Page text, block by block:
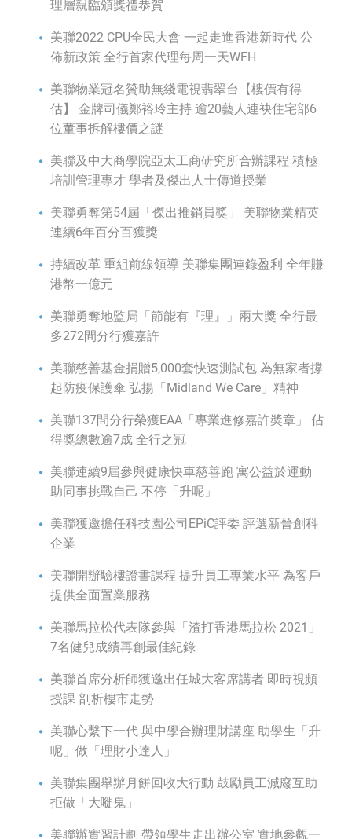
理層親臨頒獎禮恭賀
美聯2022 CPU全民大會 一起走進香港新時代 公
佈新政策 全行首家代理每周一天WFH
美聯物業冠名贊助無綫電視翡翠台【樓價有得
估】 金牌司儀鄭裕玲主持 逾20藝人連袂住宅部6
位董事拆解樓價之謎
美聯及中大商學院亞太工商研究所合辦課程 積極
培訓管理專才 學者及傑出人士傳道授業
美聯勇奪第54屆「傑出推銷員獎」 美聯物業精英
連續6年百分百獲獎
持續改革 重組前線領導 美聯集團連錄盈利 全年賺
港幣一億元
美聯勇奪地監局「節能有『理』」兩大獎 全行最
多272間分行獲嘉許
美聯慈善基金捐贈5,000套快速測試包 為無家者撐
起防疫保護傘 弘揚「Midland We Care」精神
美聯137間分行榮獲EAA「專業進修嘉許奬章」 佔
得獎總數逾7成 全行之冠
美聯連續9屆參與健康快車慈善跑 寓公益於運動
助同事挑戰自己 不停「升呢」
美聯獲邀擔任科技園公司EPiC評委 評選新晉創科
企業
美聯開辦驗樓證書課程 提升員工專業水平 為客戶
提供全面置業服務
美聯馬拉松代表隊參與「渣打香港馬拉松 2021」
7名健兒成績再創最佳紀錄
美聯首席分析師獲邀出任城大客席講者 即時視頻
授課 剖析樓市走勢
美聯心繫下一代 與中學合辦理財講座 助學生「升
呢」做「理財小達人」
美聯集團舉辦月餅回收大行動 鼓勵員工減廢互助
拒做「大嘥鬼」
美聯辦實習計劃 帶領學生走出辦公室 實地參觀一